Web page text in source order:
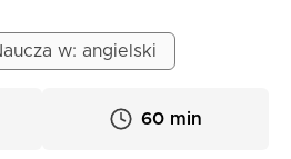
ćwiczyć codzienne
serbską kulturę i budować
w: angielski
60 min